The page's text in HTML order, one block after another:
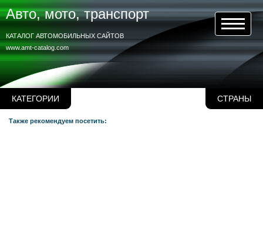
КАТЕГОРИИ СТРАНЫ
Авто, мото, транспорт
www.amt-catalog.com
КАТАЛОГ АВТОМОБИЛЬНЫХ САЙТОВ
Также рекомендуем посетить: